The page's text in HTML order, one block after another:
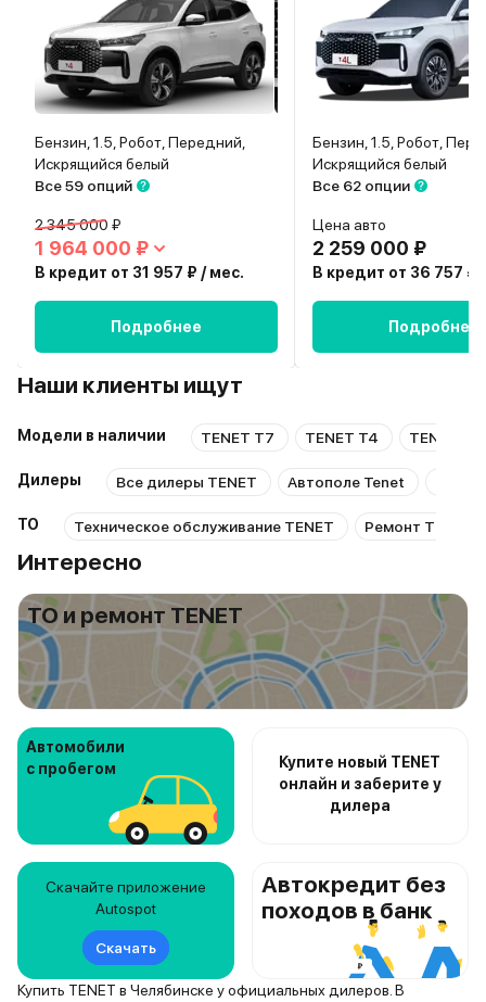
Бензин, 1.5, Робот, Передний,
Искрящийся белый
Все 59 опций
2 345 000 ₽
1 964 000 ₽
В кредит от 31 957 ₽ / мес.
Подробнее
Бензин, 1.5, Робот,
Искрящийся белый
Все 62 опции
Цена авто
2 259 000 ₽
В кредит от 36 757 ₽
Подробнее
Наши клиенты ищут
Модели в наличии TENET T7 TENET T4 TENET T8
Дилеры Все дилеры TENET Автополе Tenet
ТО Техническое обслуживание TENET Ремонт TENET
Интересно
ТО и ремонт TENET
Автомобили
с пробегом
Купите новый TENET
онлайн и заберите у
дилера
Скачайте приложение
Autospot
Скачать
Автокредит без
походов в банк
Купить TENET в Челябинске у официальных дилеров. В